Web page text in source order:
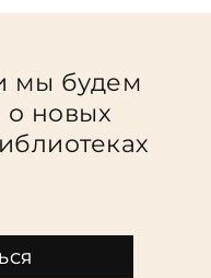
мы будем
о новых